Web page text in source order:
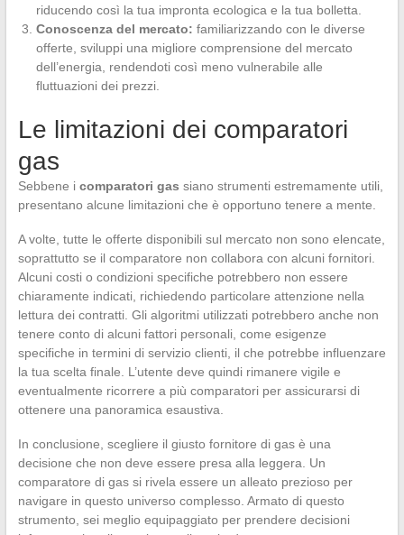
riducendo così la tua impronta ecologica e la tua bolletta.
Conoscenza del mercato: familiarizzando con le diverse
offerte, sviluppi una migliore comprensione del mercato
dell’energia, rendendoti così meno vulnerabile alle
fluttuazioni dei prezzi.
Le limitazioni dei comparatori
gas
Sebbene i comparatori gas siano strumenti estremamente utili,
presentano alcune limitazioni che è opportuno tenere a mente.
A volte, tutte le offerte disponibili sul mercato non sono elencate,
soprattutto se il comparatore non collabora con alcuni fornitori.
Alcuni costi o condizioni specifiche potrebbero non essere
chiaramente indicati, richiedendo particolare attenzione nella
lettura dei contratti. Gli algoritmi utilizzati potrebbero anche non
tenere conto di alcuni fattori personali, come esigenze
specifiche in termini di servizio clienti, il che potrebbe influenzare
la tua scelta finale. L’utente deve quindi rimanere vigile e
eventualmente ricorrere a più comparatori per assicurarsi di
ottenere una panoramica esaustiva.
In conclusione, scegliere il giusto fornitore di gas è una
decisione che non deve essere presa alla leggera. Un
comparatore di gas si rivela essere un alleato prezioso per
navigare in questo universo complesso. Armato di questo
strumento, sei meglio equipaggiato per prendere decisioni